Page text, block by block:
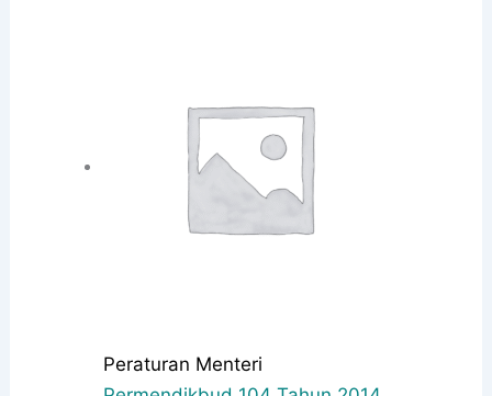
Peraturan Menteri